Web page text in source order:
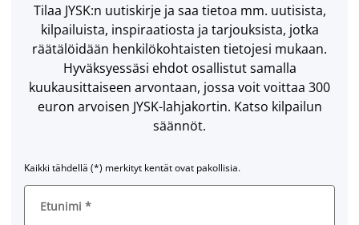
Tilaa JYSK:n uutiskirje ja saa tietoa mm. uutisista,
kilpailuista, inspiraatiosta ja tarjouksista, jotka
räätälöidään henkilökohtaisten tietojesi mukaan.
Hyväksyessäsi ehdot osallistut samalla
kuukausittaiseen arvontaan, jossa voit voittaa 300
euron arvoisen JYSK-lahjakortin. Katso kilpailun
säännöt.
Kaikki tähdellä (*) merkityt kentät ovat pakollisia.
Etunimi *